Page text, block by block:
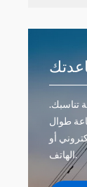
تناسبك.
طوال
أو
الهاتف.